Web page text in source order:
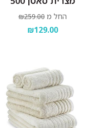
החל מ ₪259.00
₪129.00